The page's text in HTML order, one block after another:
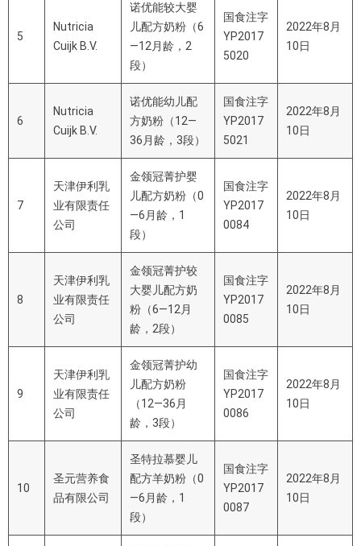
5
Nutricia
Cuijk B.V.
诺优能较大婴
儿配方奶粉 （6
—12 月龄， 2
段）
国食注字
YP2017
5020
2022年8月
10日
6
Nutricia
Cuijk B.V.
诺优能幼儿配
方奶粉 （12—
36 月龄， 3段）
国食注字
YP2017
5021
2022年8月
10日
7
天津伊利乳
业有限责任
公司
金领冠菁护婴
儿配方奶粉（0
—6 月龄， 1
段）
国食注字
YP2017
0084
2022年8月
10日
8
天津伊利乳
业有限责任
公司
金领冠菁护较
大婴儿配方奶
粉（6—12 月
龄， 2段）
国食注字
YP2017
0085
2022年8月
10日
9
天津伊利乳
业有限责任
公司
金领冠菁护幼
儿配方奶粉
（12—36 月
龄， 3段）
国食注字
YP2017
0086
2022年8月
10日
10
圣元营养食
品有限公司
圣特拉慕婴儿
配方羊奶粉（0
—6 月龄， 1
段）
国食注字
YP2017
0087
2022年8月
10日